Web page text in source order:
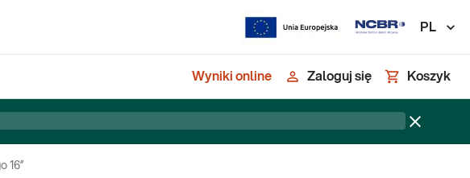
PL
Wyniki online Zaloguj się Koszyk
16”